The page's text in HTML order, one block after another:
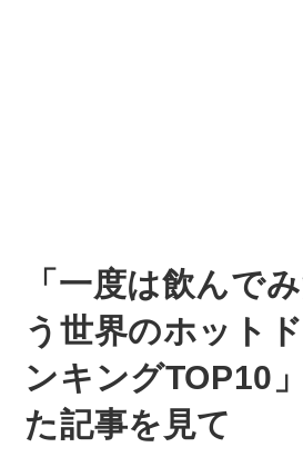
「一度は飲んで
う世界のホット
ンキングTOP10
た記事を見て